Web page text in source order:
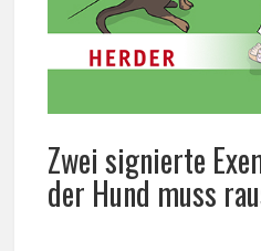
Zwei signierte
der Hund muss